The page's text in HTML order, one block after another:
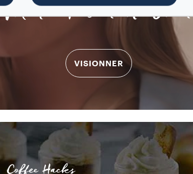
More Than italian
VISIONNER